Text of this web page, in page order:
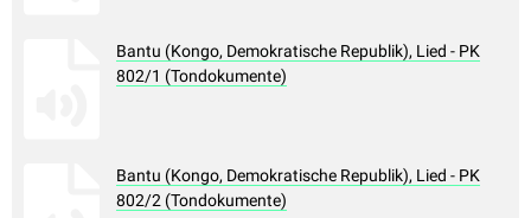
Bantu (Kongo, Demokratische Republik), Lied - PK
802/1 (Tondokumente)
Bantu (Kongo, Demokratische Republik), Lied - PK
802/2 (Tondokumente)